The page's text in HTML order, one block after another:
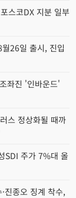
스코DX 지분 일부
26일 출시, 진입
좌진 '인바운드'
스 정상화될 때까
SDI 주가 7%대 올
진종오 징계 착수,